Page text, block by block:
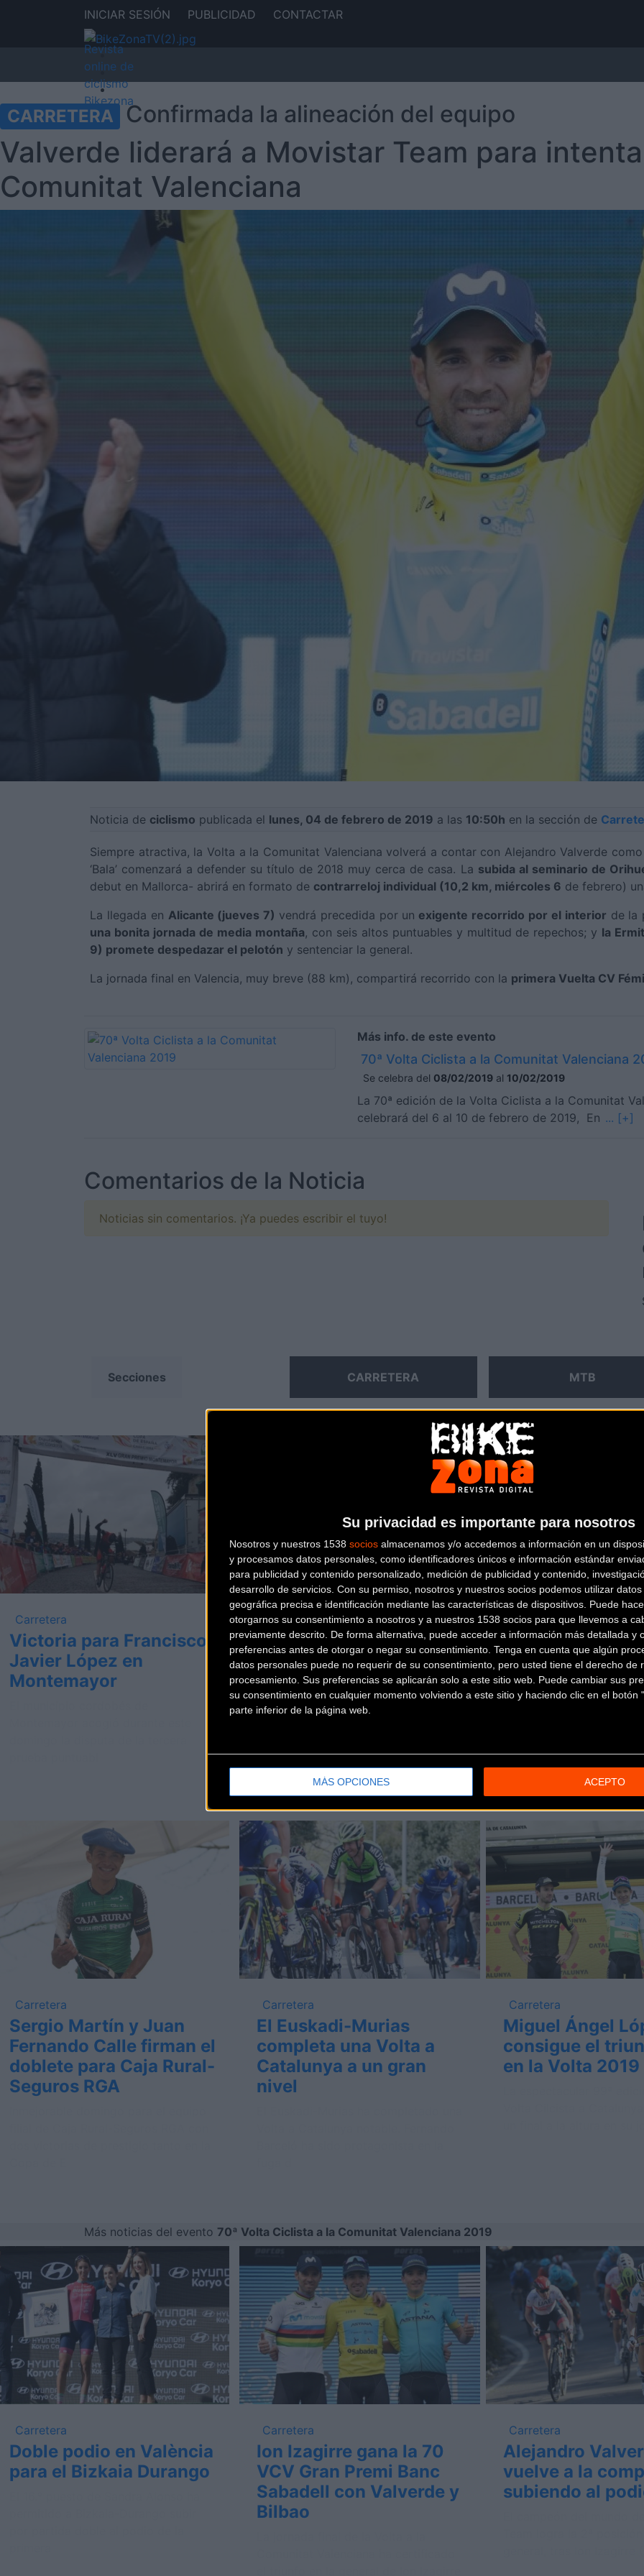
Su privacidad es importante para nosotros
Nosotros y nuestros 1538 socios almacenamos y/o accedemos a información en un
y procesamos datos personales, como identificadores únicos e información estándar
para publicidad y contenido personalizado, medición de publicidad y contenido,
desarrollo de servicios. Con su permiso, nosotros y nuestros socios podemos utilizar
geográfica precisa e identificación mediante las características de dispositivos. Puede
otorgarnos su consentimiento a nosotros y a nuestros 1538 socios para que llevemos a
previamente descrito. De forma alternativa, puede acceder a información más detallada y
preferencias antes de otorgar o negar su consentimiento. Tenga en cuenta que algún
datos personales puede no requerir de su consentimiento, pero usted tiene el derecho de
procesamiento. Sus preferencias se aplicarán solo a este sitio web. Puede cambiar sus
su consentimiento en cualquier momento volviendo a este sitio y haciendo clic en el botón
parte inferior de la página web.
MÁS OPCIONES ACEPTO
INICIAR SESIÓN PUBLICIDAD CONTACTAR
CARRETERA Confirmada la alineación del equipo
Valverde liderará a Movistar Team para
Comunitat Valenciana
Noticia de ciclismo publicada el lunes, 04 de febrero de 2019 a las 10:50h en la sección de
Siempre atractiva, la Volta a la Comunitat Valenciana volverá a contar con Alejandro Valverde
‘Bala’ comenzará a defender su título de 2018 muy cerca de casa. La subida al seminario de
debut en Mallorca- abrirá en formato de contrarreloj individual (10,2 km, miércoles 6 de febrero)
La llegada en Alicante (jueves 7) vendrá precedida por un exigente recorrido por el interior de la
una bonita jornada de media montaña, con seis altos puntuables y multitud de repechos; y la
9) promete despedazar el pelotón y sentenciar la general.
La jornada final en Valencia, muy breve (88 km), compartirá recorrido con la primera Vuelta CV
Más info. de este evento
70ª Volta Ciclista a la Comunitat Valenciana
Se celebra del 08/02/2019 al 10/02/2019
La 70ª edición de la Volta Ciclista a la Comunitat
celebrará del 6 al 10 de febrero de 2019, En ... [+]
Comentarios de la Noticia
Noticias sin comentarios. ¡Ya puedes escribir el tuyo!
Secciones CARRETERA MTB
Carretera
Victoria para Francisco
Javier López en
Montemayor
Carretera
Arrancan las
inscripciones para el
Movistar Virtual Cycling
El reto ha comenzado. A partir de
Cycling, el campeona
Publicidad
Disfruta de
de BikeZona
¡Alégrate el día con
Carretera
Sergio Martín y Juan
Fernando Calle firman el
doblete para Caja Rural-
Seguros RGA
Carretera
El Euskadi-Murias
completa una Volta a
Catalunya a un gran
nivel
Carretera
Miguel Ángel
consigue el
en la Volta 2019
Más noticias del evento 70ª Volta Ciclista a la Comunitat Valenciana 2019
Carretera
Doble podio en València
para el Bizkaia Durango
Carretera
Ion Izagirre gana la 70
VCV Gran Premi Banc
Sabadell con Valverde y
Bilbao
Carretera
Alejandro
vuelve a la
subiendo al